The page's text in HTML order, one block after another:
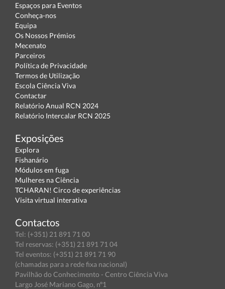
Espaços para Eventos
Conheça-nos
Equipa
Os Nossos Prémios
Mecenato
Parceiros
Política de Privacidade
Termos de Utilização
Escola Ciência Viva
Contactar
Relatório Anual RCN 2024
Relatório Intercalar RCN 2025
Exposições
Explora
Fishanário
Módulos em fuga
Mulheres na Ciência
TCHARAN! Circo de experiências
Visita virtual interativa
Contactos
Tel: (+351) 21 891 71 00
Tel reservas: (+351) 21 891 71 04
Tel eventos: (+351) 21 891 71 90
(chamadas para a rede fixa nacional)
Pavilhão do Conhecimento - Centro Ciência Viva
Largo José Mariano Gago, nº1